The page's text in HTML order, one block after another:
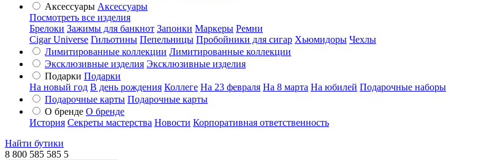
Аксессуары Аксессуары
Посмотреть все изделия
Брелоки Зажимы для банкнот Запонки Маркеры Ремни
Cigar Universe Гильотины Пепельницы Пробойники для сигар Хьюмидоры Чехлы
Лимитированные коллекции Лимитированные коллекции
Эксклюзивные изделия Эксклюзивные изделия
Подарки Подарки
На новый год В день рождения Коллеге На 23 февраля На 8 марта На юбилей Подарочные наборы
Подарочные карты Подарочные карты
О бренде О бренде
История Секреты мастерства Новости Корпоративная ответственность
Найти бутики
8 800 585 585 5